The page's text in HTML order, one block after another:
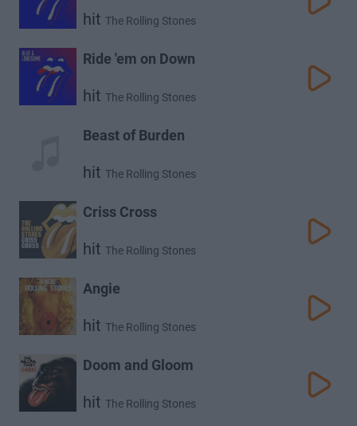
hit The Rolling Stones
Ride 'em on Down
hit The Rolling Stones
Beast of Burden
hit The Rolling Stones
Criss Cross
hit The Rolling Stones
Angie
hit The Rolling Stones
Doom and Gloom
hit The Rolling Stones